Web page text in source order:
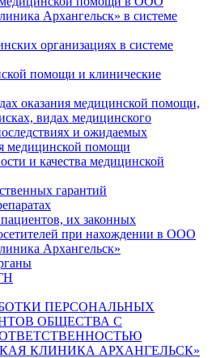
Архангельск» в системе
организациях в системе
помощи и клинические
оказания медицинской помощи,
видах медицинского
и ожидаемых
медицинской помощи
и качества медицинской
гарантий
их законных
при нахождении в ООО
Архангельск»
ПЕРСОНАЛЬНЫХ
ОБЩЕСТВА С
КЛИНИКА АРХАНГЕЛЬСК»